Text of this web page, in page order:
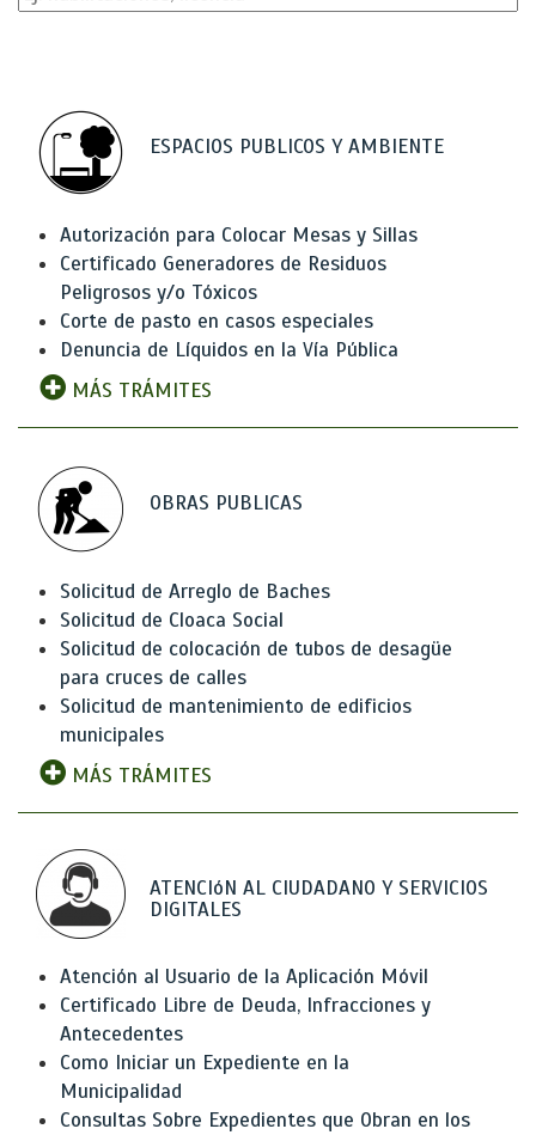
ESPACIOS PUBLICOS Y AMBIENTE
Autorización para Colocar Mesas y Sillas
Certificado Generadores de Residuos
Peligrosos y/o Tóxicos
Corte de pasto en casos especiales
Denuncia de Líquidos en la Vía Pública
MÁS TRÁMITES
OBRAS PUBLICAS
Solicitud de Arreglo de Baches
Solicitud de Cloaca Social
Solicitud de colocación de tubos de desagüe
para cruces de calles
Solicitud de mantenimiento de edificios
municipales
MÁS TRÁMITES
ATENCIóN AL CIUDADANO Y SERVICIOS
DIGITALES
Atención al Usuario de la Aplicación Móvil
Certificado Libre de Deuda, Infracciones y
Antecedentes
Como Iniciar un Expediente en la
Municipalidad
Consultas Sobre Expedientes que Obran en los